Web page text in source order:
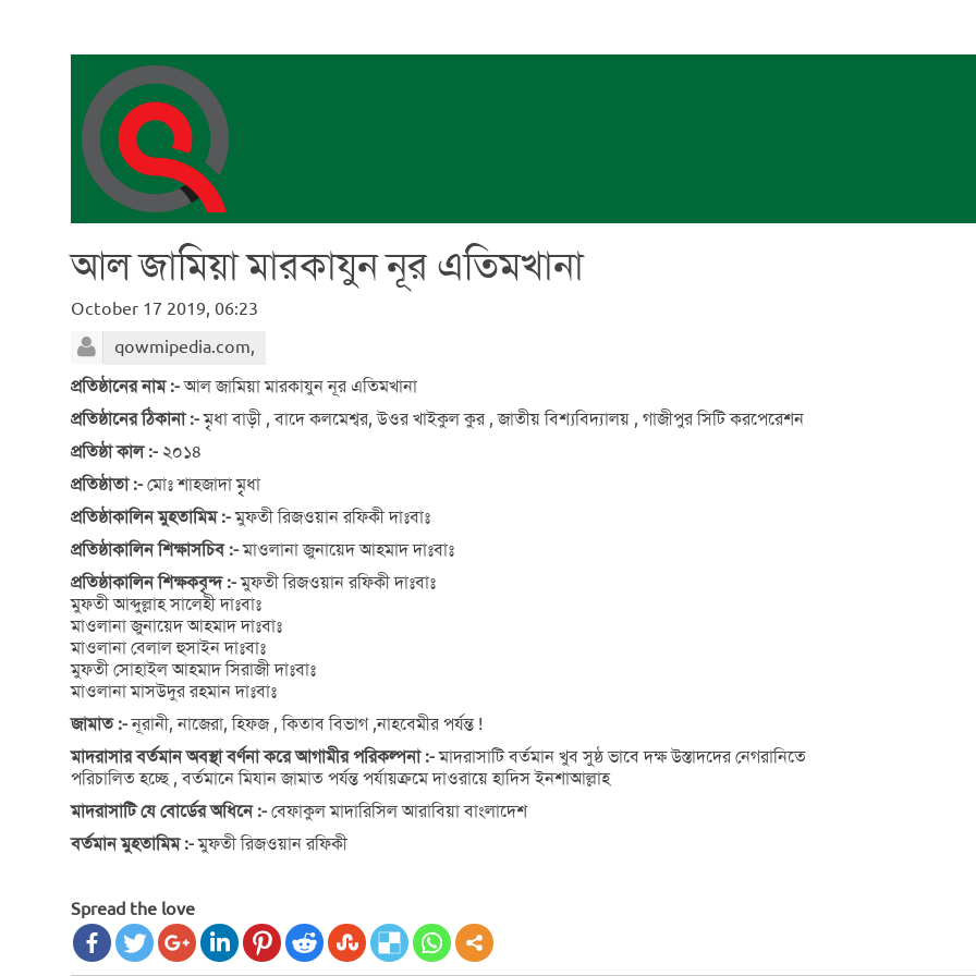
আল জামিয়া মারকাযুন নূর এতিমখানা
October 17 2019, 06:23
qowmipedia.com,
প্রতিষ্ঠানের নাম :-আল জামিয়া মারকাযুন নূর এতিমখানা
প্রতিষ্ঠানের ঠিকানা :-মৃৃধা বাড়ী , বাদে কলমেশ্বর, উওর খাইকুল কুর , জাতীয় বিশ্যবিদ্যালয় , গাজীপুর সিটি করপেরেশন
প্রতিষ্ঠা কাল :- ২০১৪
প্রতিষ্ঠাতা :- মোঃ শাহজাদা মৃৃৃধা
প্রতিষ্ঠাকালিন মুহতামিম :-মুফতী রিজওয়ান রফিকী দাঃবাঃ
প্রতিষ্ঠাকালিন শিক্ষাসচিব :-মাওলানা জুনায়েদ আহমাদ দাঃবাঃ
প্রতিষ্ঠাকালিন শিক্ষকবৃন্দ :-মুফতী রিজওয়ান রফিকী দাঃবাঃ
মুফতী আব্দুল্লাহ সালেহী দাঃবাঃ
মাওলানা জুনায়েদ আহমাদ দাঃবাঃ
মাওলানা বেলাল হুসাইন দাঃবাঃ
মুফতী সোহাইল আহমাদ সিরাজী দাঃবাঃ
মাওলানা মাসউদুর রহমান দাঃবাঃ
জামাত :-নূরানী, নাজেরা, হিফজ , কিতাব বিভাগ ,নাহবেমীর পর্যন্ত !
মাদরাসার বর্তমান অবস্থা বর্ণনা করে আগামীর পরিকল্পনা :-মাদরাসাটি বর্তমান খুব সুষ্ঠ ভাবে দক্ষ উস্তাদদের নেগরানিতে
পরিচালিত হচ্ছে , বর্তমানে মিযান জামাত পর্যন্ত পর্যায়ক্রমে দাওরায়ে হাদিস ইনশাআল্লাহ
মাদরাসাটি যে বোর্ডের অধিনে :- বেফাকুল মাদারিসিল আরাবিয়া বাংলাদেশ
বর্তমান মুহতামিম :-মুফতী রিজওয়ান রফিকী
Spread the love